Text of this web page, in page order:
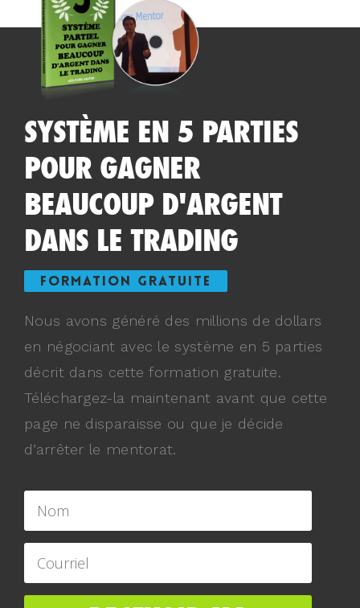
SYSTÈME EN 5 PARTIES
POUR GAGNER
BEAUCOUP D'ARGENT
DANS LE TRADING
FORMATION GRATUITE
Nous avons généré des millions de dollars
en négociant avec le système en 5 parties
décrit dans cette formation gratuite.
Téléchargez-la maintenant avant que cette
page ne disparaisse ou que je décide
d’arrêter le mentorat.